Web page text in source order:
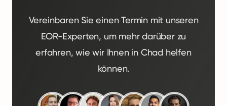
Vereinbaren Sie einen Termin mit unseren
EOR-Experten, um mehr darüber zu
erfahren, wie wir Ihnen in Chad helfen
können.